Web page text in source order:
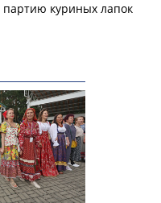
куриных лапок